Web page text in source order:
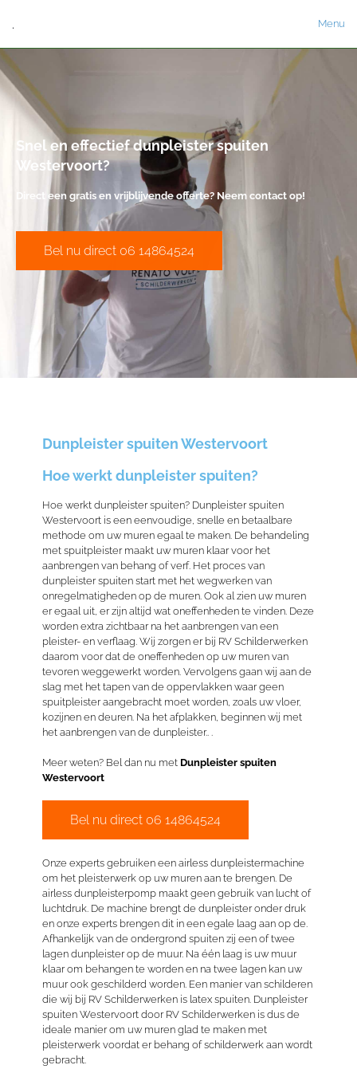
. Menu
Snel en effectief dunpleister spuiten
Westervoort?
Direct een gratis en vrijblijvende offerte? Neem contact op!
Bel nu direct 06 14864524
Dunpleister spuiten Westervoort
Hoe werkt dunpleister spuiten?
Hoe werkt dunpleister spuiten? Dunpleister spuiten
Westervoort is een eenvoudige, snelle en betaalbare
methode om uw muren egaal te maken. De behandeling
met spuitpleister maakt uw muren klaar voor het
aanbrengen van behang of verf. Het proces van
dunpleister spuiten start met het wegwerken van
onregelmatigheden op de muren. Ook al zien uw muren
er egaal uit, er zijn altijd wat oneffenheden te vinden. Deze
worden extra zichtbaar na het aanbrengen van een
pleister- en verflaag. Wij zorgen er bij RV Schilderwerken
daarom voor dat de oneffenheden op uw muren van
tevoren weggewerkt worden. Vervolgens gaan wij aan de
slag met het tapen van de oppervlakken waar geen
spuitpleister aangebracht moet worden, zoals uw vloer,
kozijnen en deuren. Na het afplakken, beginnen wij met
het aanbrengen van de dunpleister.. .
Meer weten? Bel dan nu met Dunpleister spuiten
Westervoort
Bel nu direct 06 14864524
Onze experts gebruiken een airless dunpleistermachine
om het pleisterwerk op uw muren aan te brengen. De
airless dunpleisterpomp maakt geen gebruik van lucht of
luchtdruk. De machine brengt de dunpleister onder druk
en onze experts brengen dit in een egale laag aan op de.
Afhankelijk van de ondergrond spuiten zij een of twee
lagen dunpleister op de muur. Na één laag is uw muur
klaar om behangen te worden en na twee lagen kan uw
muur ook geschilderd worden. Een manier van schilderen
die wij bij RV Schilderwerken is latex spuiten. Dunpleister
spuiten Westervoort door RV Schilderwerken is dus de
ideale manier om uw muren glad te maken met
pleisterwerk voordat er behang of schilderwerk aan wordt
gebracht.